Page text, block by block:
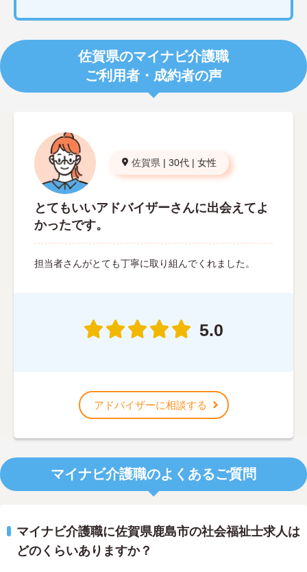
佐賀県のマイナビ介護職
ご利用者・成約者の声
佐賀県 | 30代 | 女性
とてもいいアドバイザーさんに出会えてよ
かったです。
担当者さんがとても丁寧に取り組んでくれました。
5.0
アドバイザーに相談する
マイナビ介護職のよくあるご質問
マイナビ介護職に佐賀県鹿島市の社会福祉士求人は
どのくらいありますか？